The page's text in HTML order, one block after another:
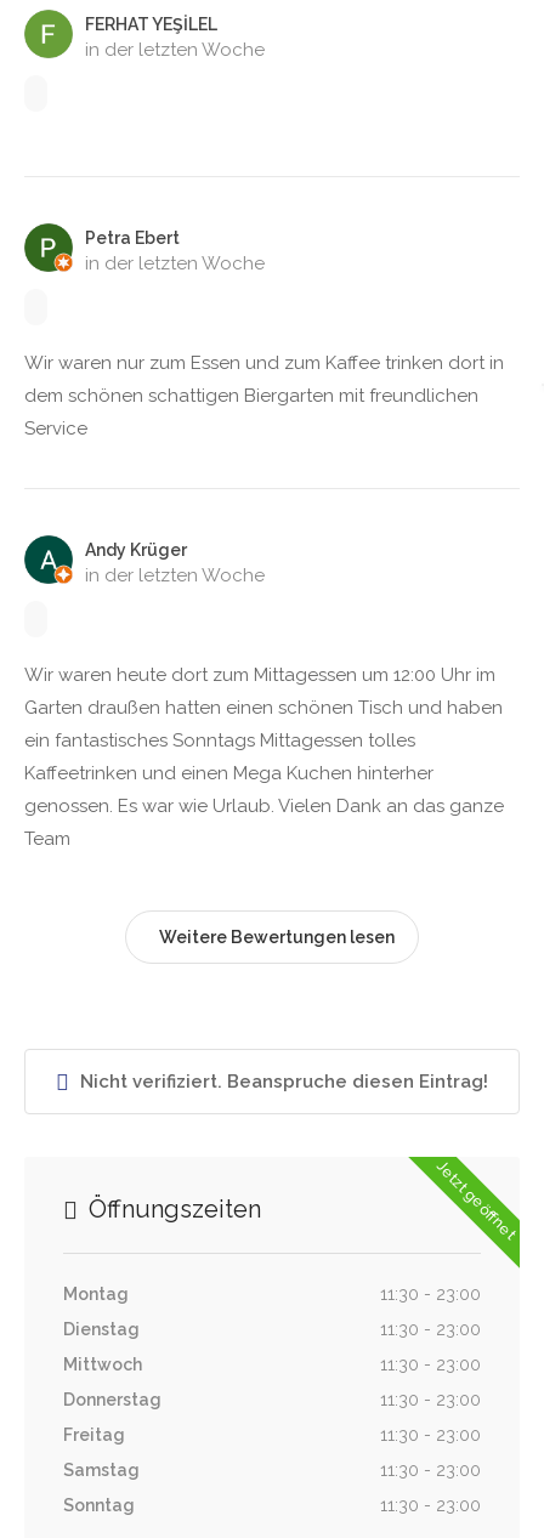
FERHAT YEŞİLEL
in der letzten Woche
Petra Ebert
in der letzten Woche
Wir waren nur zum Essen und zum Kaffee trinken dort in
dem schönen schattigen Biergarten mit freundlichen
Service
Andy Krüger
in der letzten Woche
Wir waren heute dort zum Mittagessen um 12:00 Uhr im
Garten draußen hatten einen schönen Tisch und haben
ein fantastisches Sonntags Mittagessen tolles
Kaffeetrinken und einen Mega Kuchen hinterher
genossen. Es war wie Urlaub. Vielen Dank an das ganze
Team
Weitere Bewertungen lesen
Nicht verifiziert. Beanspruche diesen Eintrag!
Jetzt geöffnet
Öffnungszeiten
Montag
11:30 - 23:00
Dienstag
11:30 - 23:00
Mittwoch
11:30 - 23:00
Donnerstag
11:30 - 23:00
Freitag
11:30 - 23:00
Samstag
11:30 - 23:00
Sonntag
11:30 - 23:00